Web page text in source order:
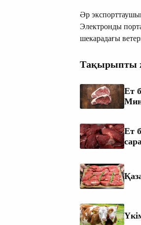
Әр
Электронды
шекарадағы
Тақырыпты
Ет
Ет